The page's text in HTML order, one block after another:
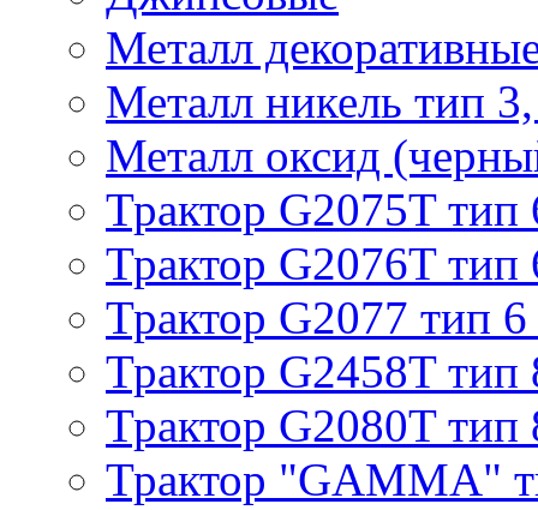
Металл
Металл никель тип
Металл оксид
Трактор G2075T тип
Трактор G2076T тип
Трактор G2077 тип 6
Трактор G2458T тип
Трактор G2080T тип
Трактор "GAMMA"